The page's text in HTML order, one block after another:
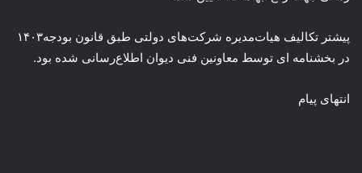
پیشتر تکالیف هیات‌مدیره شرکت‌های دولتی طبق قانون بودجه۱۴۰۳
در بخشنامه ای توسط معاونین فنی دیوان اطلاع‌رسانی شده‌ بود.
انتهای پیام